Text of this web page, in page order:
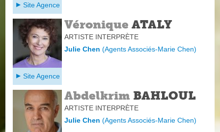
Site Agence
Véronique ATALY
ARTISTE INTERPRÈTE
Julie Chen(Agents Associés-Marie Chen)
Site Agence
Abdelkrim BAHLOUL
ARTISTE INTERPRÈTE
Julie Chen(Agents Associés-Marie Chen)